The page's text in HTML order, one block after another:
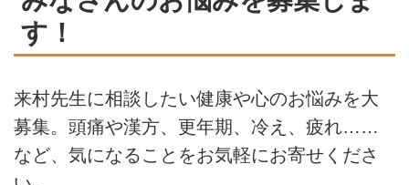
す！
来村先生に相談したい健康や心のお悩みを大
募集。頭痛や漢方、更年期、冷え、疲れ……
など、気になることをお気軽にお寄せくださ